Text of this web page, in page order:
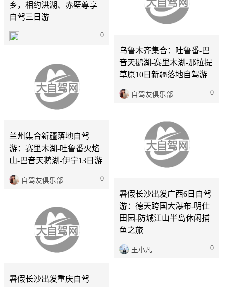
乡，相约洪湖、赤壁尊享
自驾三日游
0
乌鲁木齐集合：吐鲁番-巴
音天鹅湖-赛里木湖-那拉提
草原10日新疆落地自驾游
自驾友俱乐部 0
兰州集合新疆落地自驾
游：赛里木湖-吐鲁番火焰
山-巴音天鹅湖-伊宁13日游
自驾友俱乐部 0
暑假长沙出发广西6日自驾
游：德天跨国大瀑布-明仕
田园-防城江山半岛休闲捕
鱼之旅
王小凡
0
暑假长沙出发重庆自驾